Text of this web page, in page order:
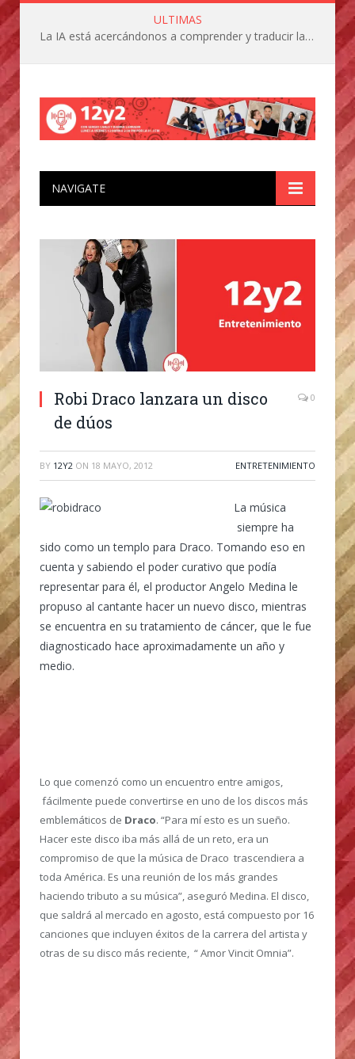
ULTIMAS
La IA está acercándonos a comprender y traducir las vocalizaciones y comportamientos de nuestras mascotas
NAVIGATE
Robi Draco lanzara un disco
de dúos
0
BY 12Y2 ON 18 MAYO, 2012 ENTRETENIMIENTO
La música
siempre ha
sido como un templo para Draco. Tomando eso en
cuenta y sabiendo el poder curativo que podía
representar para él, el productor Angelo Medina le
propuso al cantante hacer un nuevo disco, mientras
se encuentra en su tratamiento de cáncer, que le fue
diagnosticado hace aproximadamente un año y
medio.
Lo que comenzó como un encuentro entre amigos,
fácilmente puede convertirse en uno de los discos más
emblemáticos de Draco. “Para mí esto es un sueño.
Hacer este disco iba más allá de un reto, era un
compromiso de que la música de Draco trascendiera a
toda América. Es una reunión de los más grandes
haciendo tributo a su música”, aseguró Medina. El disco,
que saldrá al mercado en agosto, está compuesto por 16
canciones que incluyen éxitos de la carrera del artista y
otras de su disco más reciente, “ Amor Vincit Omnia”.